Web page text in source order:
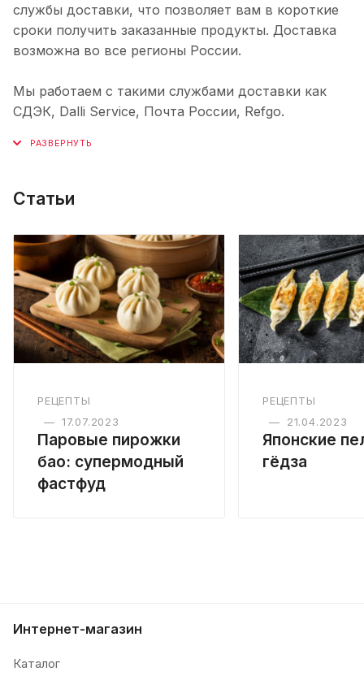
службы доставки, что позволяет вам в короткие
сроки получить заказанные продукты. Доставка
возможна во все регионы России.
Мы работаем с такими службами доставки как
СДЭК, Dalli Service, Почта России, Refgo.
Статьи
РЕЦЕПТЫ
— 17.07.2023
Паровые пирожки
бао: супермодный
фастфуд
РЕЦЕПТЫ
—
21.04.2023
Японские
гёдза
Интернет-магазин
Каталог